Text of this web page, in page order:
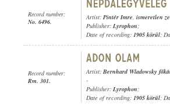
Record number:
No. 6496.
Artist: Pintér Imre, ismeretlen
Publisher: Lyrophon;
Date of recording: 1905 körül;
Record number:
Rm. 301.
Artist: Bernhard Wladowsky
-
Publisher: Lyrophon;
Date of recording: 1905 körül;